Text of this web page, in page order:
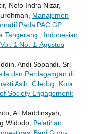
Nefo Indra Nizar,
Manajemen
Pada PAC GP
Tangerang
Indonesian
1 No. 1: Agustus
Andi Sopandi, Sri
dan Perdagangan di
Asih, Ciledug, Kota
Society Engagement:
Ali Maddinsyah,
Widodo, Pelatihan